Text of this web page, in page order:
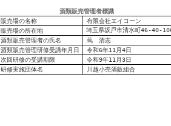
酒類販売管理者標識
販売場の名称
有限会社エイコーン
販売場の所在地
埼玉県坂戸市清水町46-40-
酒類販売管理者の氏名
蔦 清志
酒類販売管理研修受講年月日
令和6年11月4日
次回研修の受講期限
令和9年11月3日
研修実施団体名
川越小売酒販組合